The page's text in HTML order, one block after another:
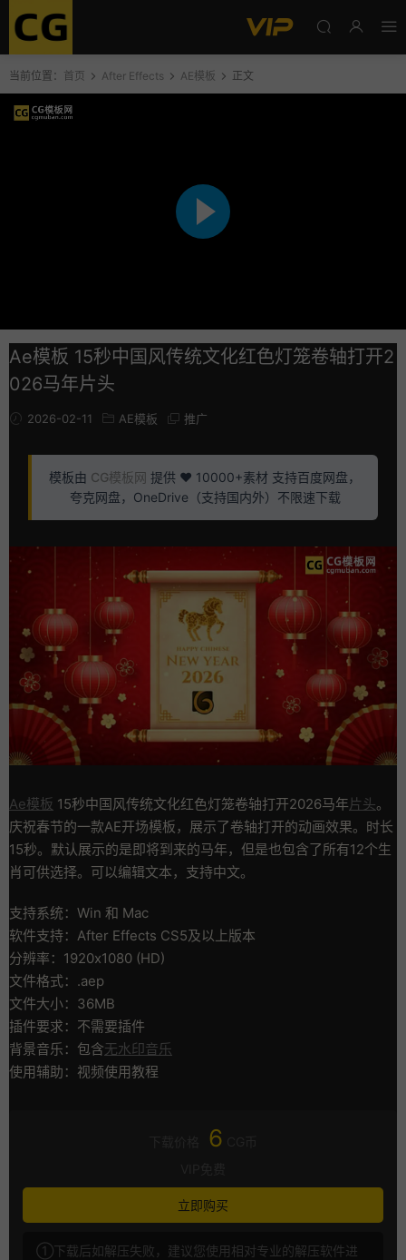
当前位置： 首页 After Effects AE模板 正文
Ae模板 15秒中国风传统文化红色灯笼卷轴打开2
026马年片头
2026-02-11 AE模板 推广
模板由 CG模板网 提供 ❤️ 10000+素材 支持百度网盘，
夸克网盘，OneDrive（支持国内外）不限速下载
Ae模板 15秒中国风传统文化红色灯笼卷轴打开2026马年片头。
庆祝春节的一款AE开场模板，展示了卷轴打开的动画效果。时长
15秒。默认展示的是即将到来的马年，但是也包含了所有12个生
肖可供选择。可以编辑文本，支持中文。
支持系统：Win 和 Mac
软件支持：After Effects CS5及以上版本
分辨率：1920x1080 (HD)
文件格式：.aep
文件大小：36MB
插件要求：不需要插件
背景音乐：包含无水印音乐
使用辅助：视频使用教程
6
立即购买
①下载后如解压失败，建议您使用相对专业的解压软件进